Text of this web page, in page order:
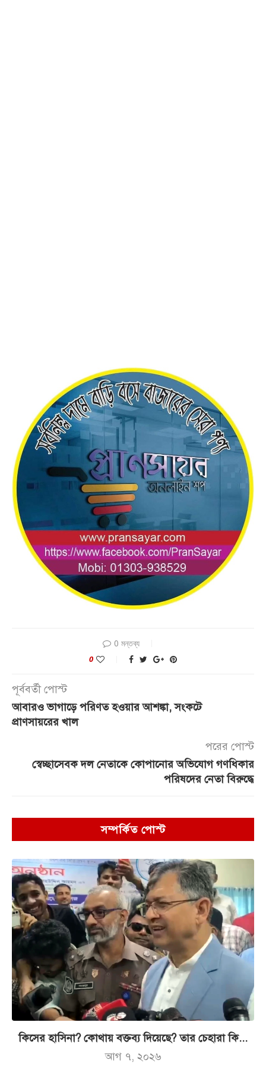
0 মন্তব্য
0
পূর্ববর্তী পোস্ট
আবারও ভাগাড়ে পরিণত হওয়ার আশঙ্কা, সংকটে
প্রাণসায়রের খাল
পরের পোস্ট
স্বেচ্ছাসেবক দল নেতাকে কোপানোর অভিযোগ গণধিকার
পরিষদের নেতা বিরুদ্ধে
সম্পর্কিত পোস্ট
কিসের হাসিনা? কোথায় বক্তব্য দিয়েছে? তার চেহারা কি...
আগ ৭, ২০২৬